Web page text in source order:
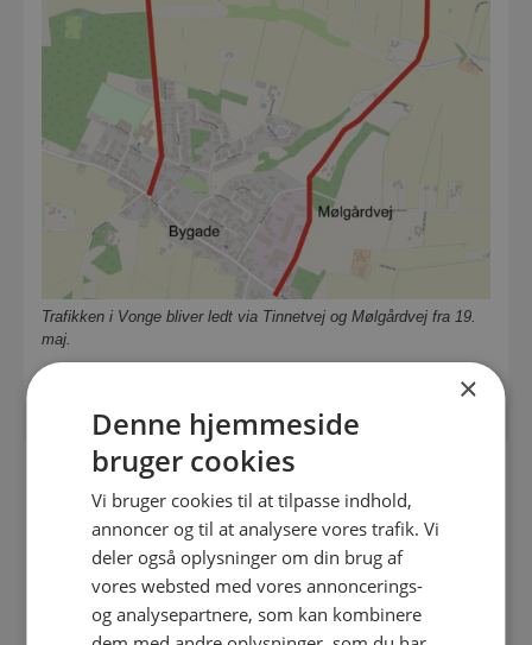
Trafikken i Vonge bliver ledt via Tinnetvej og Mølgårdvej fra 19.
maj.
HVORFOR ER FULD SPÆRRING NØDVENDIG?
Af hensyn til sikkerhed, arbejdsmiljø og fremdrift er det ikke
muligt at holde ét spor åbent på Bygade. En fuld spærring
gør det muligt at gennemføre arbejdet hurtigere og mere
×
Denne hjemmeside
bruger cookies
Vi bruger cookies til at tilpasse indhold,
annoncer og til at analysere vores trafik. Vi
deler også oplysninger om din brug af
vores websted med vores annoncerings-
og analysepartnere, som kan kombinere